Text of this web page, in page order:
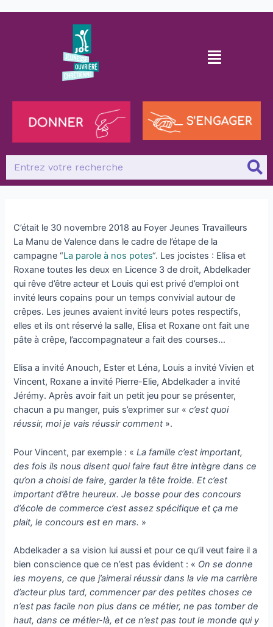
C’était le 30 novembre 2018 au Foyer Jeunes Travailleurs
La Manu de Valence dans le cadre de l’étape de la
campagne “La parole à nos potes“. Les jocistes : Elisa et
Roxane toutes les deux en Licence 3 de droit, Abdelkader
qui rêve d’être acteur et Louis qui est privé d’emploi ont
invité leurs copains pour un temps convivial autour de
crêpes. Les jeunes avaient invité leurs potes respectifs,
elles et ils ont réservé la salle, Elisa et Roxane ont fait une
pâte à crêpe, l’accompagnateur a fait des courses…
Elisa a invité Anouch, Ester et Léna, Louis a invité Vivien et
Vincent, Roxane a invité Pierre-Elie, Abdelkader a invité
Jérémy. Après avoir fait un petit jeu pour se présenter,
chacun a pu manger, puis s’exprimer sur «c’est quoi
réussir, moi je vais réussir comment».
Pour Vincent, par exemple : «La famille c’est important,
des fois ils nous disent quoi faire faut être intègre dans ce
qu’on a choisi de faire, garder la tête froide. Et c’est
important d’être heureux. Je bosse pour des concours
d’école de commerce c’est assez spécifique et ça me
plait, le concours est en mars. »
Abdelkader a sa vision lui aussi et pour ce qu’il veut faire il a
bien conscience que ce n’est pas évident : « On se donne
les moyens, ce que j’aimerai réussir dans la vie ma carrière
d’acteur plus tard, commencer par des petites choses ce
n’est pas facile non plus dans ce métier, ne pas tomber de
haut, dans ce métier-là, et ce n’est pas tout le monde qui y